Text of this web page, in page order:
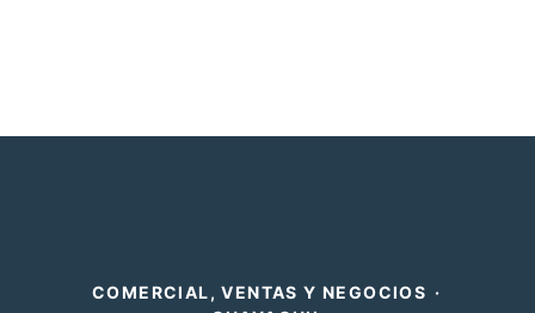
COMERCIAL, VENTAS Y NEGOCIOS ·